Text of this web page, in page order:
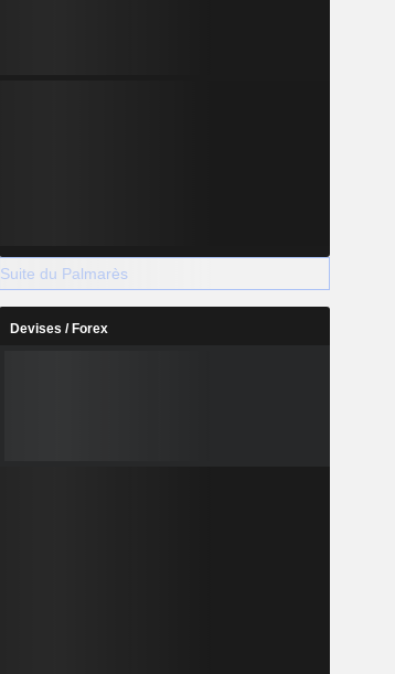
Suite du Palmarès
Devises / Forex